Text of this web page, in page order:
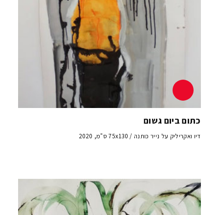
כתום ביום גשום
דיו ואקריליק על נייר כותנה / 75x130 ס"מ, 2020